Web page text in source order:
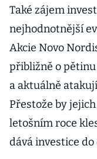
Také zájem
nejhodnotnější
Akcie Novo
přibližně o pětinu
a aktuálně
Přestože by
letošním roce
dává investice